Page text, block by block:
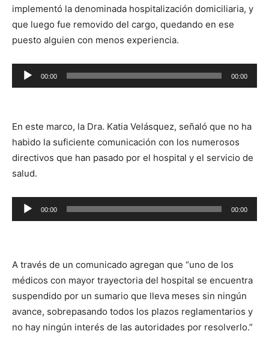
implementó la denominada hospitalización domiciliaria, y
que luego fue removido del cargo, quedando en ese
puesto alguien con menos experiencia.
Reproductor
de
00:00 00:00
En este marco, la Dra. Katia Velásquez, señaló que no ha
habido la suficiente comunicación con los numerosos
directivos que han pasado por el hospital y el servicio de
salud.
Reproductor
de
00:00 00:00
A través de un comunicado agregan que “uno de los
médicos con mayor trayectoria del hospital se encuentra
suspendido por un sumario que lleva meses sin ningún
avance, sobrepasando todos los plazos reglamentarios y
no hay ningún interés de las autoridades por resolverlo.”